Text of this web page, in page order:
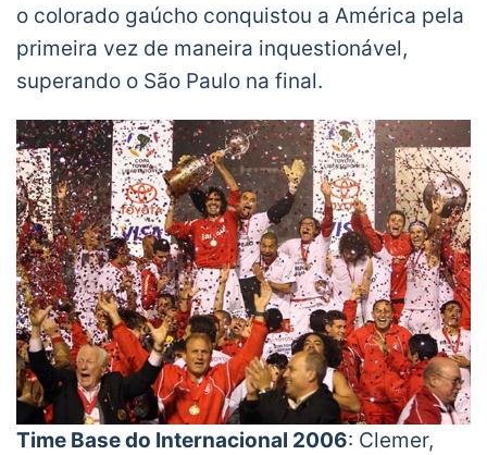
o colorado gaúcho conquistou a América pela
primeira vez de maneira inquestionável,
superando o São Paulo na final.
Time Base do Internacional 2006: Clemer,